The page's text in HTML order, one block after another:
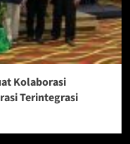
Kolaborasi
Terintegrasi